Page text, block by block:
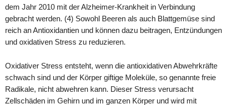
dem Jahr 2010 mit der Alzheimer-Krankheit in Verbindung
gebracht werden. (4) Sowohl Beeren als auch Blattgemüse sind
reich an Antioxidantien und können dazu beitragen, Entzündungen
und oxidativen Stress zu reduzieren.
Oxidativer Stress entsteht, wenn die antioxidativen Abwehrkräfte
schwach sind und der Körper giftige Moleküle, so genannte freie
Radikale, nicht abwehren kann. Dieser Stress verursacht
Zellschäden im Gehirn und im ganzen Körper und wird mit